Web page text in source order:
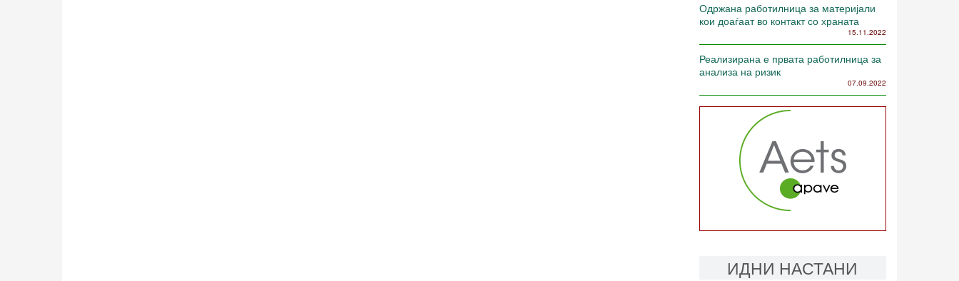
Одржана работилница за материјали
кои доаѓаат во контакт со храната
15.11.2022
Реализирана е првата работилница за
анализа на ризик
07.09.2022
ИДНИ НАСТАНИ